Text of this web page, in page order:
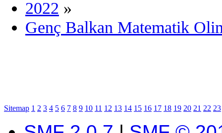
2022 »
Genç Balkan Matematik
Sitemap 1 2 3 4 5 6 7 8 9 10 11 12 13 14 15 16 17 18 19 20 21 22 23